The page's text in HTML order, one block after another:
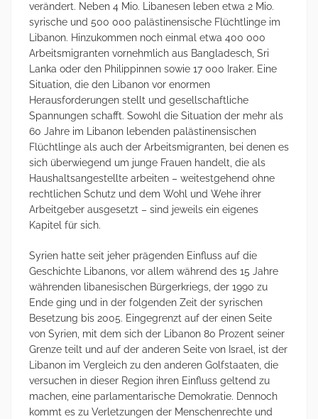
verändert. Neben 4 Mio. Libanesen leben etwa 2 Mio.
syrische und 500 000 palästinensische Flüchtlinge im
Libanon. Hinzukommen noch einmal etwa 400 000
Arbeitsmigranten vornehmlich aus Bangladesch, Sri
Lanka oder den Philippinnen sowie 17 000 Iraker. Eine
Situation, die den Libanon vor enormen
Herausforderungen stellt und gesellschaftliche
Spannungen schafft. Sowohl die Situation der mehr als
60 Jahre im Libanon lebenden palästinensischen
Flüchtlinge als auch der Arbeitsmigranten, bei denen es
sich überwiegend um junge Frauen handelt, die als
Haushaltsangestellte arbeiten – weitestgehend ohne
rechtlichen Schutz und dem Wohl und Wehe ihrer
Arbeitgeber ausgesetzt – sind jeweils ein eigenes
Kapitel für sich.
Syrien hatte seit jeher prägenden Einfluss auf die
Geschichte Libanons, vor allem während des 15 Jahre
währenden libanesischen Bürgerkriegs, der 1990 zu
Ende ging und in der folgenden Zeit der syrischen
Besetzung bis 2005. Eingegrenzt auf der einen Seite
von Syrien, mit dem sich der Libanon 80 Prozent seiner
Grenze teilt und auf der anderen Seite von Israel, ist der
Libanon im Vergleich zu den anderen Golfstaaten, die
versuchen in dieser Region ihren Einfluss geltend zu
machen, eine parlamentarische Demokratie. Dennoch
kommt es zu Verletzungen der Menschenrechte und